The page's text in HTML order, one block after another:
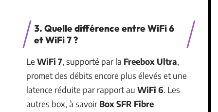
3. Quelle différence entre WiFi 6
et WiFi 7 ?
Le WiFi 7, supporté par la Freebox Ultra,
promet des débits encore plus élevés et une
latence réduite par rapport au WiFi 6. Les
autres box, à savoir Box SFR Fibre